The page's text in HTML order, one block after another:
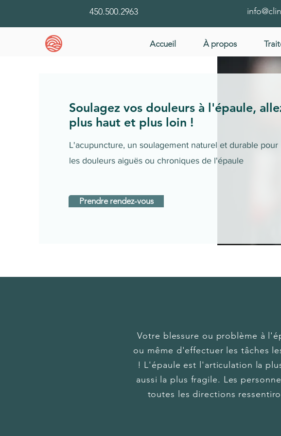
450.500.2963
Accueil À propos
Soulagez vos douleurs à l'épaule,
plus haut et plus loin !
L'acupuncture, un soulagement naturel et durable pour
les douleurs aiguës ou chroniques de l'épaule
Prendre rendez-vous
Votre blessure ou problème à
ou même d'effectuer les tâches
! L'épaule est l'articulation la
aussi la plus fragile. Les
toutes les directions